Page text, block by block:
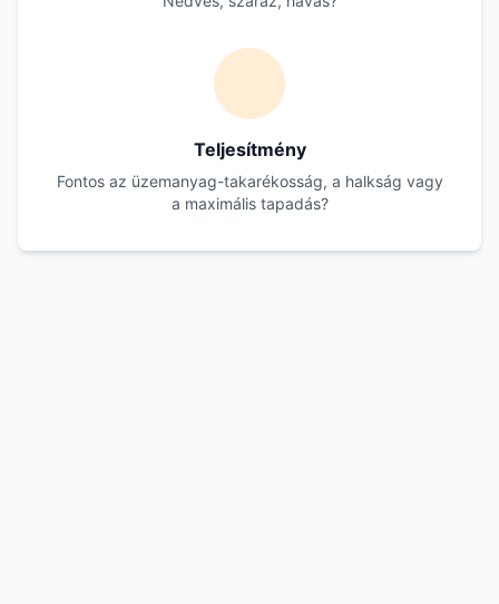
Teljesítmény
Fontos az üzemanyag-takarékosság, a halkság vagy
a maximális tapadás?